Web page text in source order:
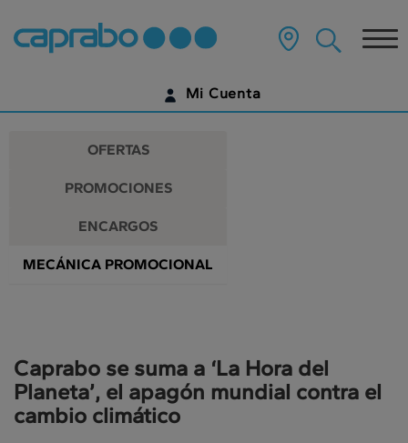
Promociones
y
descuentos
en
nuestros
supermercados
contenido
página
Mi Cuenta
¿AÚN NO TIENES UNA CUENTA DIGITAL?
OFERTAS
PROMOCIONES
ENCARGOS
MECÁNICA PROMOCIONAL
Caprabo se suma a ‘La Hora del
Planeta’, el apagón mundial contra el
cambio climático